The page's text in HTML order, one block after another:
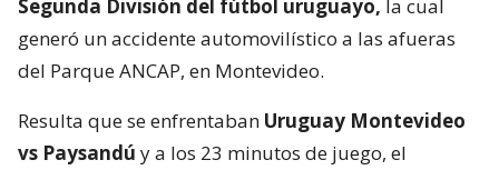
Segunda División del fútbol uruguayo, la cual
generó un accidente automovilístico a las afueras
del Parque ANCAP, en Montevideo.
Resulta que se enfrentaban Uruguay Montevideo
vs Paysandú y a los 23 minutos de juego, el